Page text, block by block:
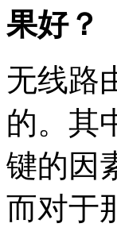
果好？
无线路
的。其
键的因
而对于